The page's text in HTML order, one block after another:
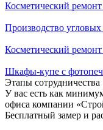
Косметический
Производство
Косметический
Шкафы-купе с
Этапы сотрудничества
У вас есть как
офиса компании
Бесплатный замер и